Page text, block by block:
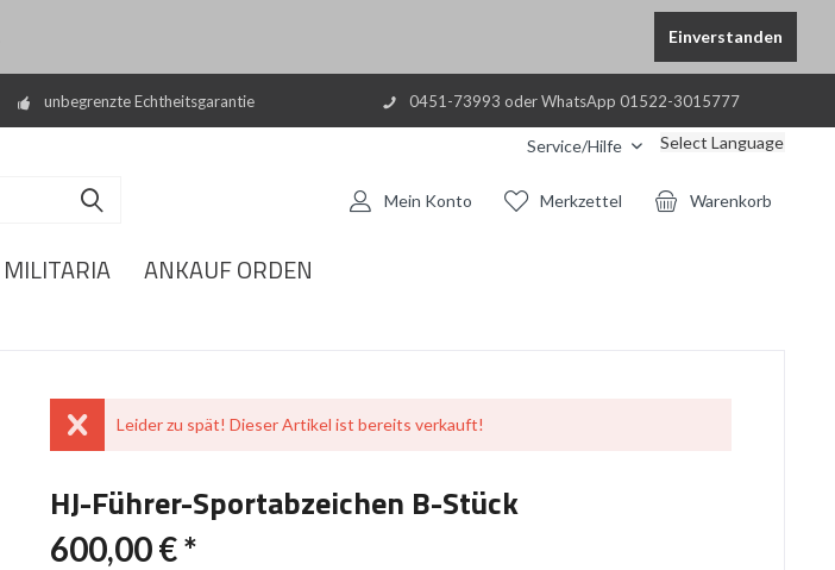
Einverstanden
unbegrenzte Echtheitsgarantie 0451-73993 oder WhatsApp 01522-3015777
Service/Hilfe Select Language
Warenkorb
Merkzettel
Mein Konto
MILITARIA ANKAUF ORDEN
Leider zu spät! Dieser Artikel ist bereits verkauft!
HJ-Führer-Sportabzeichen B-Stück
600,00 € *